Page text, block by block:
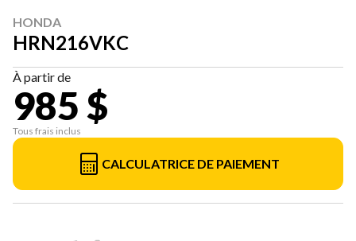
HONDA
HRN216VKC
À partir de
985 $
Tous frais inclus
CALCULATRICE DE PAIEMENT